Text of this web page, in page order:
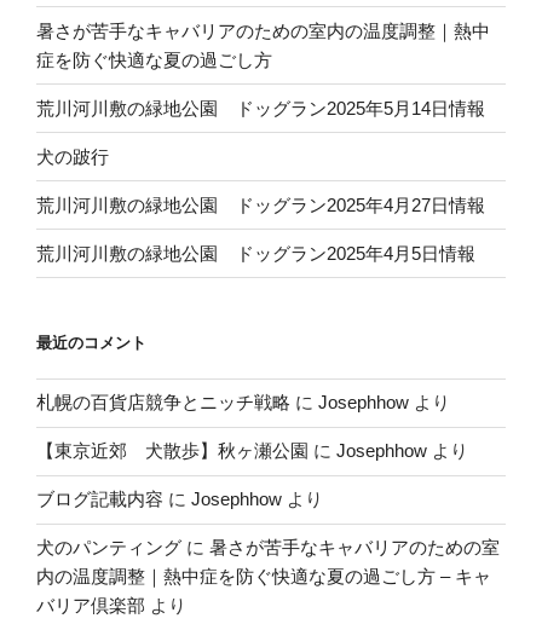
暑さが苦手なキャバリアのための室内の温度調整｜熱中
症を防ぐ快適な夏の過ごし方
荒川河川敷の緑地公園 ドッグラン2025年5月14日情報
犬の跛行
荒川河川敷の緑地公園 ドッグラン2025年4月27日情報
荒川河川敷の緑地公園 ドッグラン2025年4月5日情報
最近のコメント
札幌の百貨店競争とニッチ戦略 に Josephhow より
【東京近郊 犬散歩】秋ヶ瀬公園 に Josephhow より
ブログ記載内容 に Josephhow より
犬のパンティング に 暑さが苦手なキャバリアのための室
内の温度調整｜熱中症を防ぐ快適な夏の過ごし方 – キャ
バリア倶楽部 より